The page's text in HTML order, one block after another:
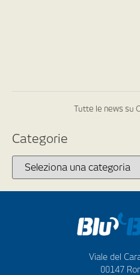
Tutte le news su
Categorie
Viale del
00147